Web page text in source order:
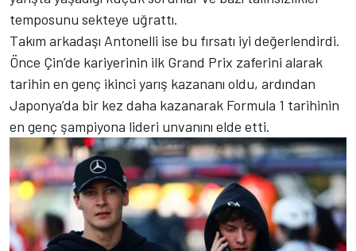
temposunu sekteye uğrattı.
Takım arkadaşı Antonelli ise bu fırsatı iyi değerlendirdi.
Önce Çin’de kariyerinin ilk Grand Prix zaferini alarak
tarihin en genç ikinci yarış kazananı oldu, ardından
Japonya’da bir kez daha kazanarak Formula 1 tarihinin
en genç şampiyona lideri unvanını elde etti.